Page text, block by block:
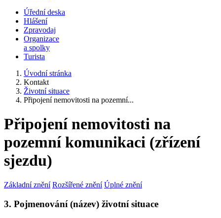
Úřední deska
Hlášení
Zpravodaj
Organizace
a spolky
Turista
Úvodní stránka
Kontakt
Životní situace
Připojení nemovitosti na pozemní...
Připojení nemovitosti na
pozemní komunikaci (zřízení
sjezdu)
Základní znění Rozšířené znění Úplné znění
3. Pojmenování (název) životní situace